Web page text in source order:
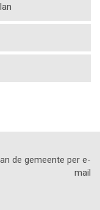
de gemeente per e-
mail